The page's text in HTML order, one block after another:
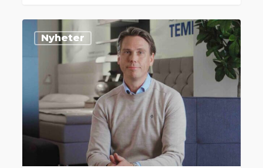
levererar
intervjuvideo
Tempur
Nyheter